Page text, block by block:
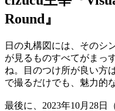
Round』
日の丸構図には、そのシ
が見るものすべてがまっ
ね。目のつけ所が良い方
で撮るだけでも、魅力的
最後に、2023年10月28日